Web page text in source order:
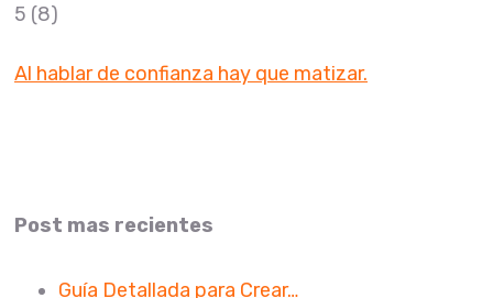
5 (8)
Al hablar de confianza hay que matizar.
Post mas recientes
Guía Detallada para Crear…